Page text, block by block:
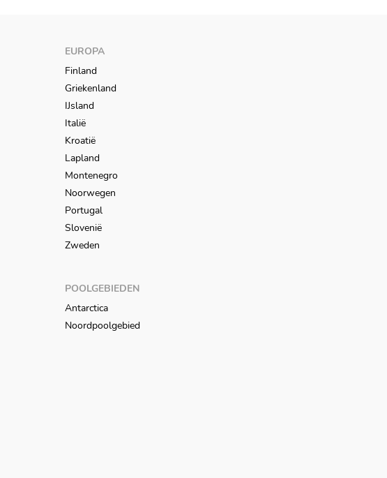
EUROPA
Finland
Griekenland
IJsland
Italië
Kroatië
Lapland
Montenegro
Noorwegen
Portugal
Slovenië
Zweden
POOLGEBIEDEN
Antarctica
Noordpoolgebied